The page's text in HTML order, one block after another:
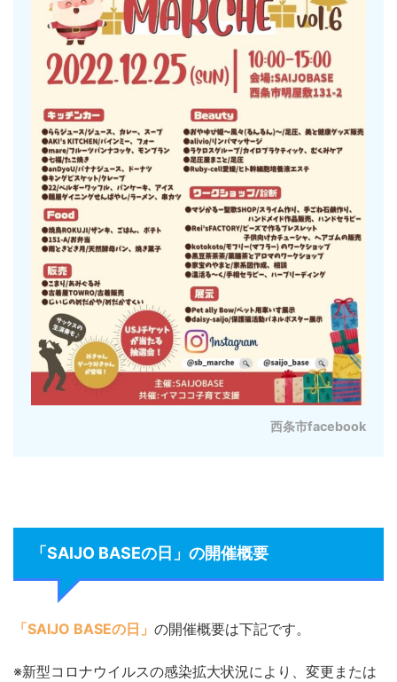
西条市facebook
「SAIJO BASEの日」の開催概要
「SAIJO BASEの日」 の開催概要は下記です。
※新型コロナウイルスの感染拡大状況により、変更または